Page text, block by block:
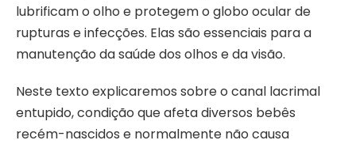
lubrificam o olho e protegem o globo ocular de
rupturas e infecções. Elas são essenciais para a
manutenção da saúde dos olhos e da visão.
Neste texto explicaremos sobre o canal lacrimal
entupido, condição que afeta diversos bebês
recém-nascidos e normalmente não causa